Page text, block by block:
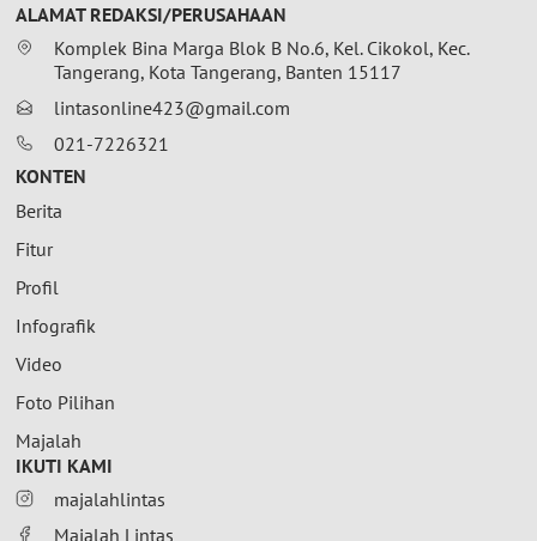
ALAMAT REDAKSI/PERUSAHAAN
Komplek Bina Marga Blok B No.6, Kel. Cikokol, Kec.
Tangerang, Kota Tangerang, Banten 15117
lintasonline423@gmail.com
021-7226321
KONTEN
Berita
Fitur
Profil
Infografik
Video
Foto Pilihan
Majalah
IKUTI KAMI
majalahlintas
Majalah Lintas